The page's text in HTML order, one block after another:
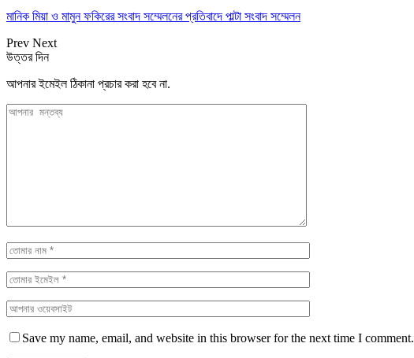
মানিক মিয়া ও মামুন ফকিরের সংবাদ সম্মেলনের প্রতিবাদে পাল্টা সংবাদ সম্মেলন
Prev Next
উত্তর দিন
আপনার ইমেইল ঠিকানা প্রচার করা হবে না.
Save my name, email, and website in this browser for the next time I comment.